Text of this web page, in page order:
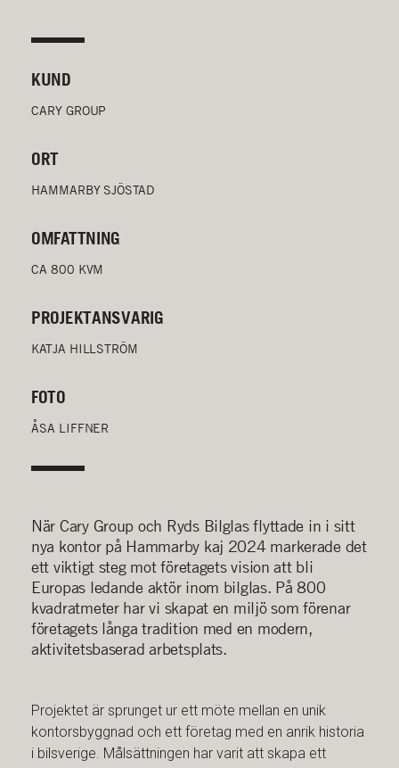
KUND
CARY GROUP
ORT
HAMMARBY SJÖSTAD
OMFATTNING
CA 800 KVM
PROJEKTANSVARIG
KATJA HILLSTRÖM
FOTO
ÅSA LIFFNER
När Cary Group och Ryds Bilglas flyttade in i sitt
nya kontor på Hammarby kaj 2024 markerade det
ett viktigt steg mot företagets vision att bli
Europas ledande aktör inom bilglas. På 800
kvadratmeter har vi skapat en miljö som förenar
företagets långa tradition med en modern,
aktivitetsbaserad arbetsplats.
Projektet är sprunget ur ett möte mellan en unik
kontorsbyggnad och ett företag med en anrik historia
i bilsverige. Målsättningen har varit att skapa ett